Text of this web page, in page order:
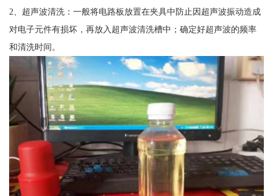
2、超声波清洗：一般将电路板放置在夹具中防止因超声波振动造成
对电子元件有损坏，再放入超声波清洗槽中；确定好超声波的频率
和清洗时间。